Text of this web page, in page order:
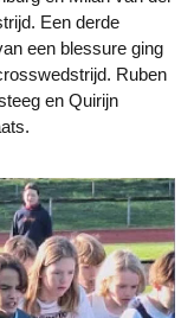
Een derde
een blessure ging
Ruben
en Quirijn